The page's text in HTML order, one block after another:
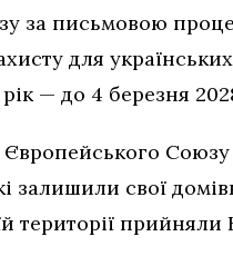
за письмовою
для
— до 4 березня
Європейського
залишили свої
території